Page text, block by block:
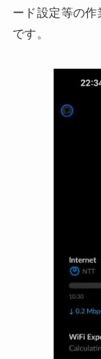
ード設定等の
です。